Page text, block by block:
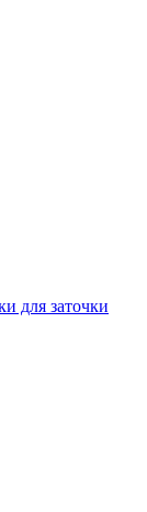
для заточки